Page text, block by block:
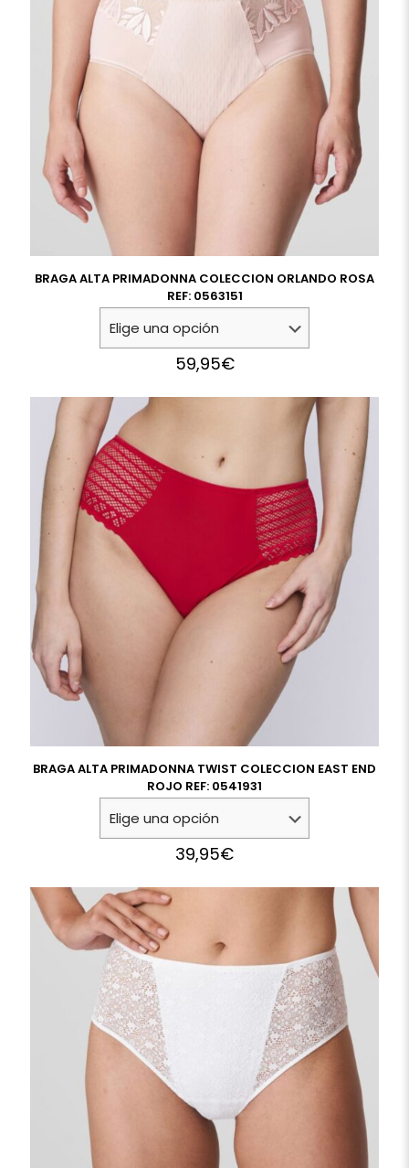
BRAGA ALTA PRIMADONNA COLECCION ORLANDO ROSA
REF: 0563151
59,95€
BRAGA ALTA PRIMADONNA TWIST COLECCION EAST END
ROJO REF: 0541931
39,95€